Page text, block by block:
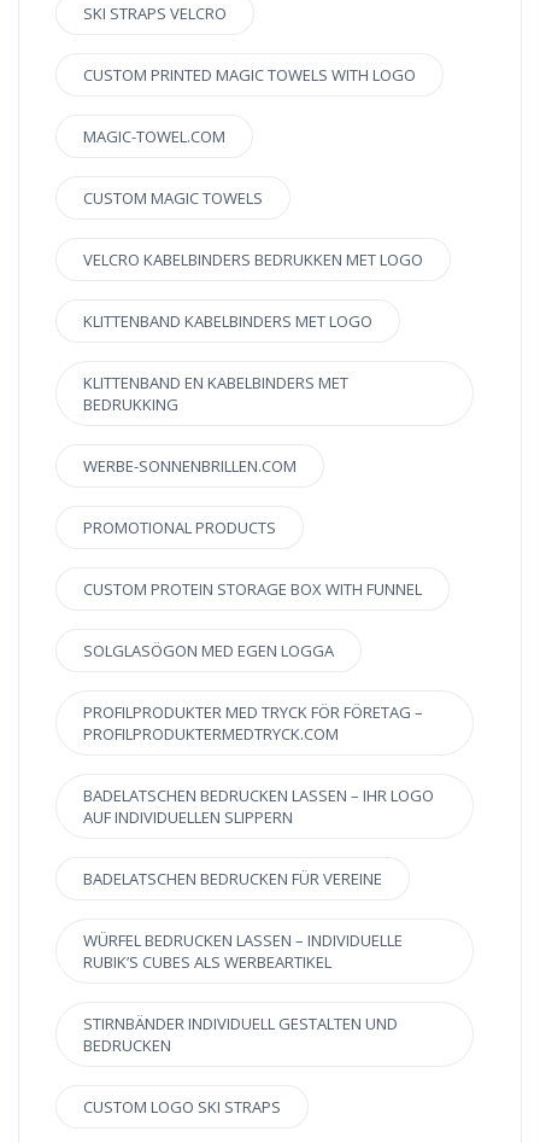
SKI STRAPS VELCRO
CUSTOM PRINTED MAGIC TOWELS WITH LOGO
MAGIC-TOWEL.COM
CUSTOM MAGIC TOWELS
VELCRO KABELBINDERS BEDRUKKEN MET LOGO
KLITTENBAND KABELBINDERS MET LOGO
KLITTENBAND EN KABELBINDERS MET
BEDRUKKING
WERBE-SONNENBRILLEN.COM
PROMOTIONAL PRODUCTS
CUSTOM PROTEIN STORAGE BOX WITH FUNNEL
SOLGLASÖGON MED EGEN LOGGA
PROFILPRODUKTER MED TRYCK FÖR FÖRETAG –
PROFILPRODUKTERMEDTRYCK.COM
BADELATSCHEN BEDRUCKEN LASSEN – IHR LOGO
AUF INDIVIDUELLEN SLIPPERN
BADELATSCHEN BEDRUCKEN FÜR VEREINE
WÜRFEL BEDRUCKEN LASSEN – INDIVIDUELLE
RUBIK’S CUBES ALS WERBEARTIKEL
STIRNBÄNDER INDIVIDUELL GESTALTEN UND
BEDRUCKEN
CUSTOM LOGO SKI STRAPS